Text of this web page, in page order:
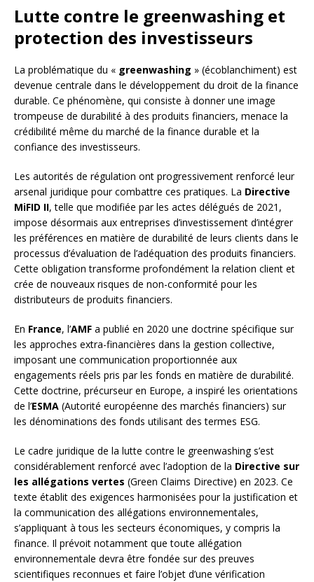
Lutte contre le greenwashing et
protection des investisseurs
La problématique du « greenwashing » (écoblanchiment) est
devenue centrale dans le développement du droit de la finance
durable. Ce phénomène, qui consiste à donner une image
trompeuse de durabilité à des produits financiers, menace la
crédibilité même du marché de la finance durable et la
confiance des investisseurs.
Les autorités de régulation ont progressivement renforcé leur
arsenal juridique pour combattre ces pratiques. La Directive
MiFID II, telle que modifiée par les actes délégués de 2021,
impose désormais aux entreprises d’investissement d’intégrer
les préférences en matière de durabilité de leurs clients dans le
processus d’évaluation de l’adéquation des produits financiers.
Cette obligation transforme profondément la relation client et
crée de nouveaux risques de non-conformité pour les
distributeurs de produits financiers.
En France, l’AMF a publié en 2020 une doctrine spécifique sur
les approches extra-financières dans la gestion collective,
imposant une communication proportionnée aux
engagements réels pris par les fonds en matière de durabilité.
Cette doctrine, précurseur en Europe, a inspiré les orientations
de l’ESMA (Autorité européenne des marchés financiers) sur
les dénominations des fonds utilisant des termes ESG.
Le cadre juridique de la lutte contre le greenwashing s’est
considérablement renforcé avec l’adoption de la Directive sur
les allégations vertes (Green Claims Directive) en 2023. Ce
texte établit des exigences harmonisées pour la justification et
la communication des allégations environnementales,
s’appliquant à tous les secteurs économiques, y compris la
finance. Il prévoit notamment que toute allégation
environnementale devra être fondée sur des preuves
scientifiques reconnues et faire l’objet d’une vérification